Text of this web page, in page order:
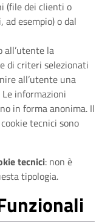
(file dei clienti o
esempio) o dal
all’utente la
di criteri selezionati
all’utente una
informazioni
in forma anonima. Il
tecnici sono
tecnici: non è
tipologia.